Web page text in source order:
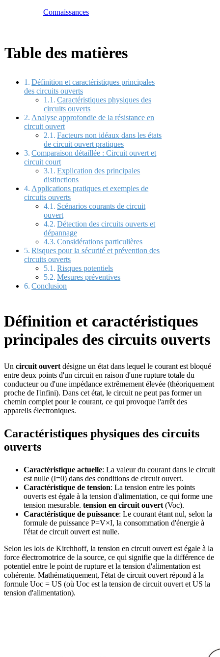
Connaissances
Table des matières
Définition et caractéristiques principales
des circuits ouverts
Caractéristiques physiques des
circuits ouverts
Analyse approfondie de la résistance en
circuit ouvert
Facteurs non idéaux dans les états
de circuit ouvert pratiques
Comparaison détaillée : Circuit ouvert et
circuit court
Explication des principales
distinctions
Applications pratiques et exemples de
circuits ouverts
Scénarios courants de circuit
ouvert
Détection des circuits ouverts et
dépannage
Considérations particulières
Risques pour la sécurité et prévention des
circuits ouverts
Risques potentiels
Mesures préventives
Conclusion
Définition et caractéristiques
principales des circuits ouverts
Un circuit ouvert désigne un état dans lequel le courant est bloqué
entre deux points d'un circuit en raison d'une rupture totale du
conducteur ou d'une impédance extrêmement élevée (théoriquement
proche de l'infini). Dans cet état, le circuit ne peut pas former un
chemin complet pour le courant, ce qui provoque l'arrêt des
appareils électroniques.
Caractéristiques physiques des circuits
ouverts
Caractéristique actuelle: La valeur du courant dans le circuit
est nulle (I=0) dans des conditions de circuit ouvert.
Caractéristique de tension: La tension entre les points
ouverts est égale à la tension d'alimentation, ce qui forme une
tension mesurable. tension en circuit ouvert (Voc).
Caractéristique de puissance: Le courant étant nul, selon la
formule de puissance P=V×I, la consommation d'énergie à
l'état de circuit ouvert est nulle.
Selon les lois de Kirchhoff, la tension en circuit ouvert est égale à la
force électromotrice de la source, ce qui signifie que la différence de
potentiel entre le point de rupture et la tension d'alimentation est
cohérente. Mathématiquement, l'état de circuit ouvert répond à la
formule Uoc = US (où Uoc est la tension de circuit ouvert et US la
tension d'alimentation).